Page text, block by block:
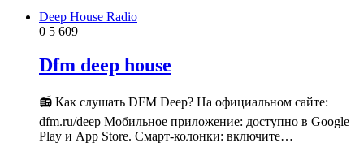
Deep House Radio
0 5 609
Dfm deep house
📻 Как слушать DFM Deep? На официальном сайте:
dfm.ru/deep Мобильное приложение: доступно в Google
Play и App Store. Смарт-колонки: включите…